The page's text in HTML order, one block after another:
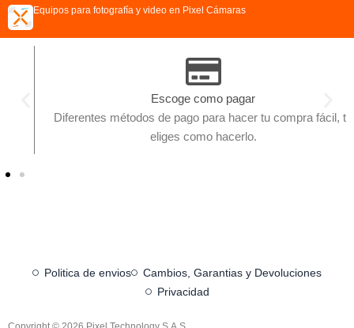
Equipos para fotografía y video en Pixel Cámaras
Escoge como pagar
Diferentes métodos de pago para hacer tu compra fácil, tu
eliges como hacerlo.
Politica de envios
Cambios, Garantias y Devoluciones
Privacidad